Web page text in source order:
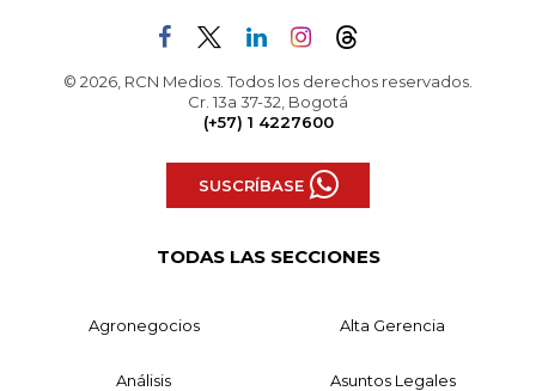
© 2026, RCN Medios. Todos los derechos reservados.
Cr. 13a 37-32, Bogotá
(+57) 1 4227600
SUSCRÍBASE
TODAS LAS SECCIONES
Agronegocios Alta Gerencia
Análisis Asuntos Legales